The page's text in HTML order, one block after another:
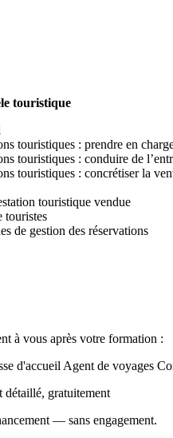
touristique
touristiques : prendre en
touristiques : conduire de
touristiques : concrétiser la
touristique vendue
touristes
de gestion des réservations
touristique
d’une organisation touristique
: le produit touristique
: le prix
touristique
d’une prestation touristique :
à vous après votre formation :
d'accueil Agent de voyages
détaillé, gratuitement
— sans engagement.